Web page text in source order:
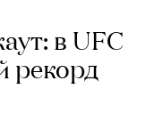
в UFC
рекорд